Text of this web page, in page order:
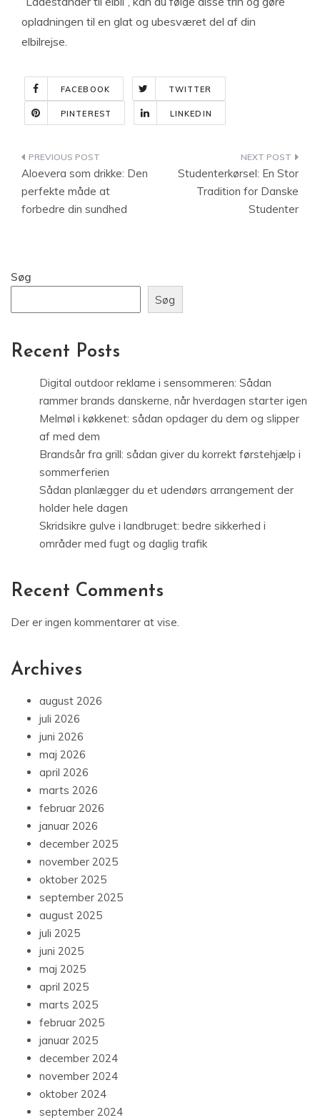
opladningen til en glat og ubesværet del af din
elbilrejse.
FACEBOOK TWITTER
PINTEREST LINKEDIN
Indlægsnavigation
Aloevera som drikke: Den
perfekte måde at
forbedre din sundhed
Studenterkørsel: En Stor
Tradition for Danske
Studenter
Søg
Søg
Recent Posts
Digital outdoor reklame i sensommeren: Sådan
rammer brands danskerne, når hverdagen starter igen
Melmøl i køkkenet: sådan opdager du dem og slipper
af med dem
Brandsår fra grill: sådan giver du korrekt førstehjælp i
sommerferien
Sådan planlægger du et udendørs arrangement der
holder hele dagen
Skridsikre gulve i landbruget: bedre sikkerhed i
områder med fugt og daglig trafik
Recent Comments
Der er ingen kommentarer at vise.
Archives
august 2026
juli 2026
juni 2026
maj 2026
april 2026
marts 2026
februar 2026
januar 2026
december 2025
november 2025
oktober 2025
september 2025
august 2025
juli 2025
juni 2025
maj 2025
april 2025
marts 2025
februar 2025
januar 2025
december 2024
november 2024
oktober 2024
september 2024